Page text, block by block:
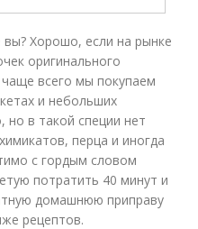
Хорошо, если на рынке
оригинального
всего мы покупаем
и небольших
но в такой специи нет
перца и иногда
с гордым словом
потратить 40 минут и
домашнюю приправу
рецептов.